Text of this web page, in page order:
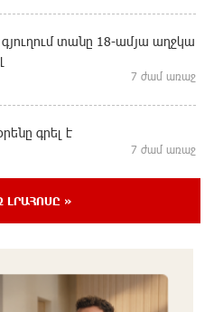
տանը 18-ամյա աղջկա
7 ժամ առաջ
գրել է
7 ժամ առաջ
կոտրել են «Հույս
7 ժամ առաջ
ԼՐԱՀՈՍԸ »